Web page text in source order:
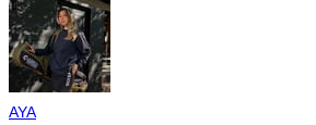
AYA